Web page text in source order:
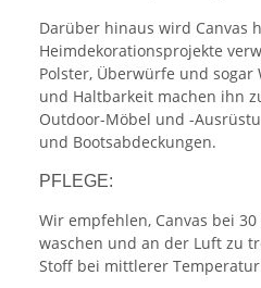
Darüber hinaus wird Canvas
Heimdekorationsprojekte
Polster, Überwürfe und sogar
und Haltbarkeit machen ihn
Outdoor-Möbel und -
und Bootsabdeckungen.
PFLEGE:
Wir empfehlen, Canvas bei
waschen und an der Luft zu
Stoff bei mittlerer